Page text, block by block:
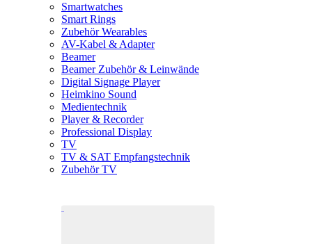
Smartwatches
Smart Rings
Zubehör Wearables
AV-Kabel & Adapter
Beamer
Beamer Zubehör & Leinwände
Digital Signage Player
Heimkino Sound
Medientechnik
Player & Recorder
Professional Display
TV
TV & SAT Empfangstechnik
Zubehör TV